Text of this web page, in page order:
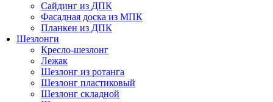
Сайдинг из ДПК
Фасадная доска из МПК
Планкен из ДПК
Шезлонги
Кресло-шезлонг
Лежак
Шезлонг из ротанга
Шезлонг пластиковый
Шезлонг складной